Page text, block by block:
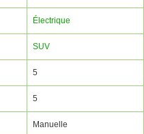
Électrique
SUV
5
5
Manuelle